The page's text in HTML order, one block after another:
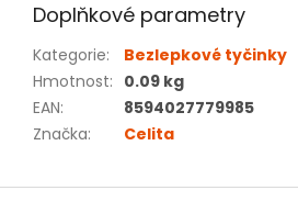
Doplňkové parametry
Kategorie:
Bezlepkové tyčinky
Hmotnost: 0.09 kg
EAN:
8594027779985
Značka: Celita
Z